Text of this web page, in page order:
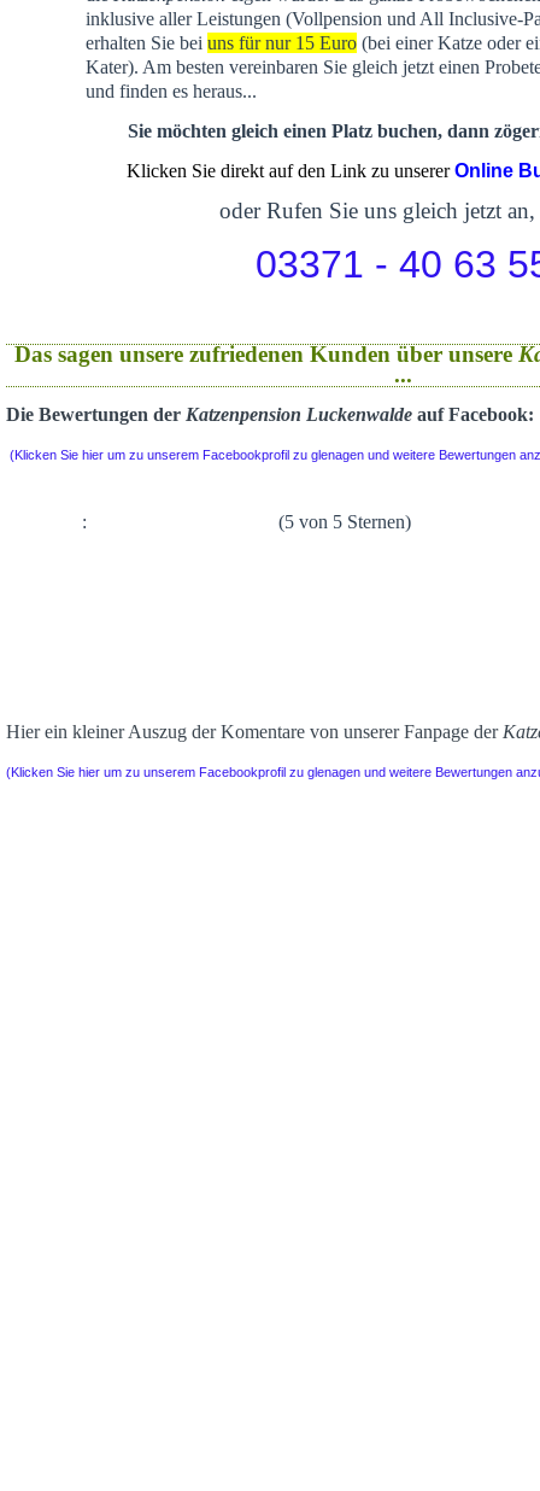
inklusive aller Leistungen (Vollpension und All Inclusive-
erhalten Sie bei uns für nur 15 Euro(bei einer Katze oder
Kater). Am besten vereinbaren Sie gleich jetzt einen
und finden es heraus...
Sie möchten gleich einen Platz buchen, dann
Klicken Sie direkt auf den Link zu unsererOnline
oder Rufen Sie uns gleich jetzt an,
03371 - 40 63
Das sagen unsere zufriedenen Kunden über unsere
...
Die Bewertungen der Katzenpension Luckenwalde auf Facebook:
(Klicken Sie hier um zu unserem Facebookprofil zu glenagen und weitere Bewertungen
: (5 von 5 Sternen)
Hier ein kleiner Auszug der Komentare von unserer Fanpage der
(Klicken Sie hier um zu unserem Facebookprofil zu glenagen und weitere Bewertungen